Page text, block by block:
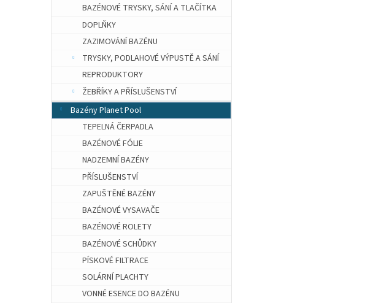
BAZÉNOVÉ TRYSKY, SÁNÍ A TLAČÍTKA
DOPLŇKY
ZAZIMOVÁNÍ BAZÉNU
TRYSKY, PODLAHOVÉ VÝPUSTĚ A SÁNÍ
REPRODUKTORY
ŽEBŘÍKY A PŘÍSLUŠENSTVÍ
Bazény Planet Pool
TEPELNÁ ČERPADLA
BAZÉNOVÉ FÓLIE
NADZEMNÍ BAZÉNY
PŘÍSLUŠENSTVÍ
ZAPUŠTĚNÉ BAZÉNY
BAZÉNOVÉ VYSAVAČE
BAZÉNOVÉ ROLETY
BAZÉNOVÉ SCHŮDKY
PÍSKOVÉ FILTRACE
SOLÁRNÍ PLACHTY
VONNÉ ESENCE DO BAZÉNU